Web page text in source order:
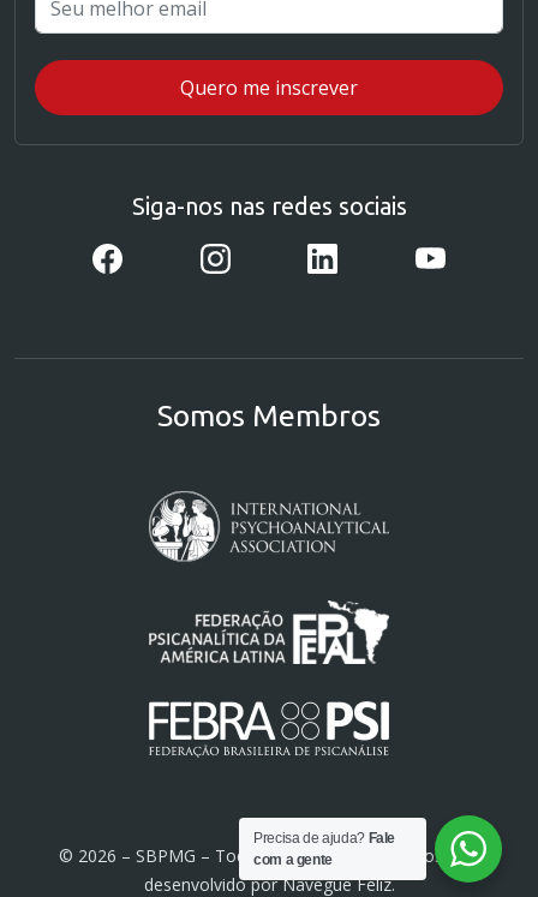
Siga-nos nas redes sociais
Somos Membros
© 2026 – SBPMG – Todos os direitos reservados. Site
desenvolvido porNavegue Feliz.
Precisa de ajuda? Fale
com a gente